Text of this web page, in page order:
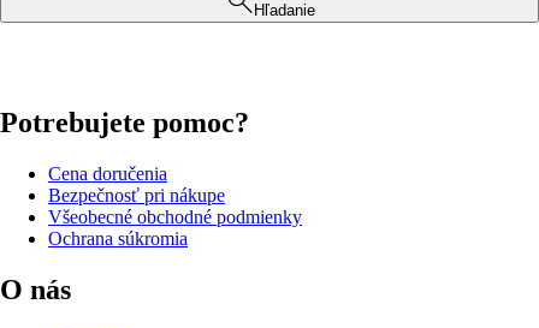
Hľadanie
Potrebujete pomoc?
Cena doručenia
Bezpečnosť pri nákupe
Všeobecné obchodné podmienky
Ochrana súkromia
O nás